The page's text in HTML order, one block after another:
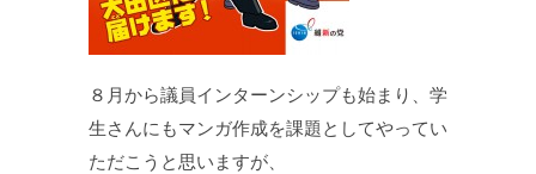
８月から議員インターンシップも始まり、学
生さんにもマンガ作成を課題としてやってい
ただこうと思いますが、